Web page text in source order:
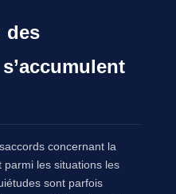
des
concernant la
parmi les situations les
sont parfois